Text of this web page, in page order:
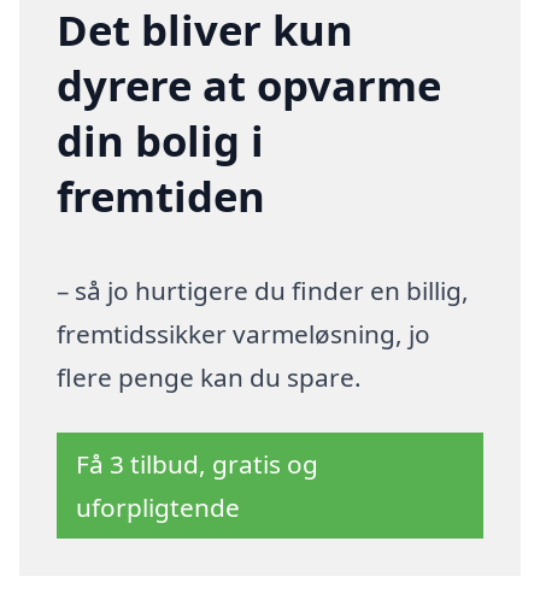
Det bliver kun
dyrere at opvarme
din bolig i
fremtiden
– så jo hurtigere du finder en billig,
fremtidssikker varmeløsning, jo
flere penge kan du spare.
Få 3 tilbud, gratis og
uforpligtende